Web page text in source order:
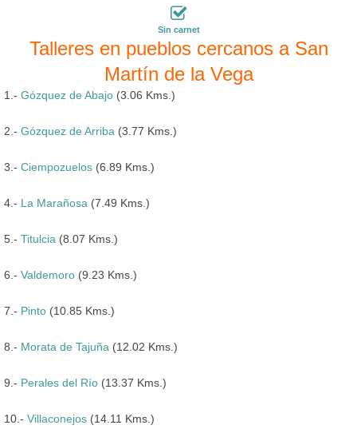
Sin carnet
Talleres en pueblos cercanos a San
Martín de la Vega
1.- Gózquez de Abajo (3.06 Kms.)
2.- Gózquez de Arriba (3.77 Kms.)
3.- Ciempozuelos (6.89 Kms.)
4.- La Marañosa (7.49 Kms.)
5.- Titulcia (8.07 Kms.)
6.- Valdemoro (9.23 Kms.)
7.- Pinto (10.85 Kms.)
8.- Morata de Tajuña (12.02 Kms.)
9.- Perales del Río (13.37 Kms.)
10.- Villaconejos (14.11 Kms.)